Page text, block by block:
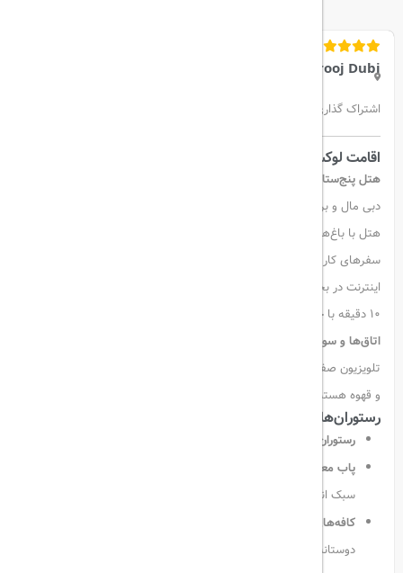
Swissotel Al Murooj Dubi
اشتراک گذاری:
اقامت لوکس مقابل برج خلیفه: هتل سوئیس اوتل المروج دبی
هتل پنج‌ستاره سوئیس اوتل المروج دبی
دبی مال و برج خلیفه، اقامتی لوکس را در قلب شهر دبی ارائه می‌دهد. این
هتل با باغ‌های سرسبز، استخر بزرگ و محیطی آرام، گزینه‌ای محبوب برای
سفرهای کاری و تفریحی محسوب می‌شود. همچنین، دسترسی رایگان به
اینترنت در بخش‌های عمومی هتل فراهم است. مرکز تجارت جهانی دبی تنها
۱۰ دقیقه با خودرو از هتل فاصله دارد.
اتاق‌ها و سوئیت‌ها
تلویزیون صفحه‌تخت، فضای نشیمن، میز کار، مینی‌بار و امکانات تهیه چای
و قهوه هستند. حمام‌ها دارای سشوار و لوازم بهداشتی رایگان می‌باشند.
رستوران‌ها و کافه‌ها:
رستوران Le Murooj
پاب معروف Double Decker
سبک انگلیسی
کافه‌های Circle و Ojos
دوستانه